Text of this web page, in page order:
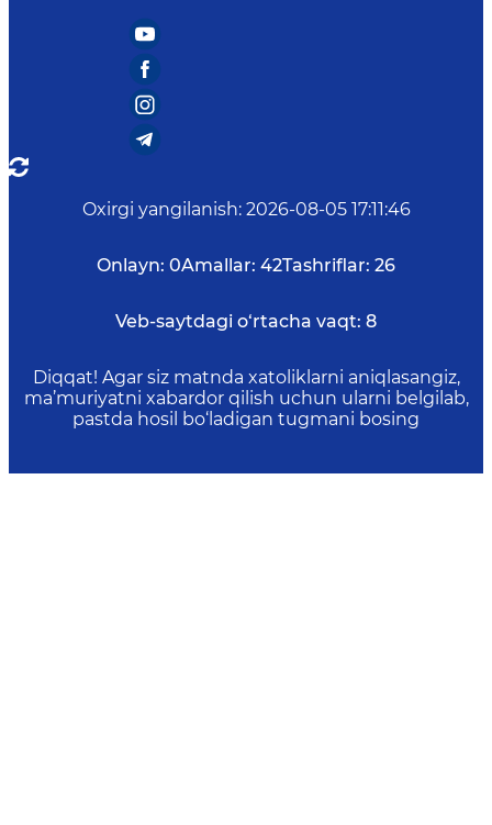
Oxirgi yangilanish: 2026-08-05 17:11:46
Onlayn: 0Amallar: 42Tashriflar: 26
Veb-saytdagi o‘rtacha vaqt: 8
Diqqat! Agar siz matnda xatoliklarni aniqlasangiz,
ma’muriyatni xabardor qilish uchun ularni belgilab,
pastda hosil bo‘ladigan tugmani bosing